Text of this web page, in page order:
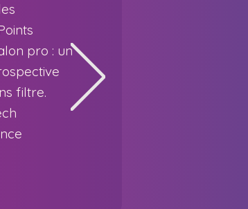
pro : un
filtre.